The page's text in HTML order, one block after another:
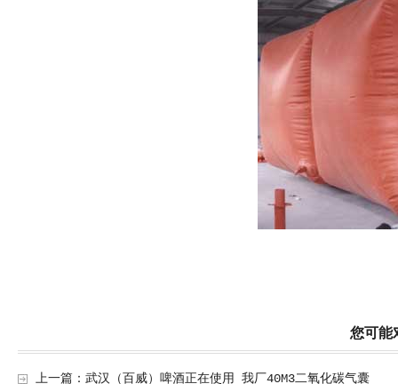
您可能
上一篇： 武汉（百威）啤酒正在使用 我厂40M3二氧化碳气囊